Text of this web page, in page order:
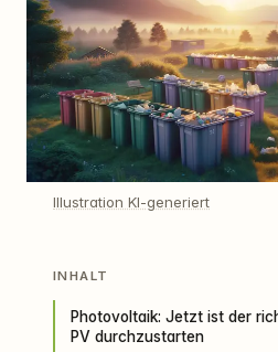
Illustration KI-generiert
INHALT
Photovoltaik: Jetzt ist der
PV durchzustarten